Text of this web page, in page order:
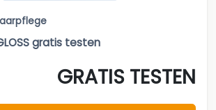
gratis testen
GRATIS TESTEN